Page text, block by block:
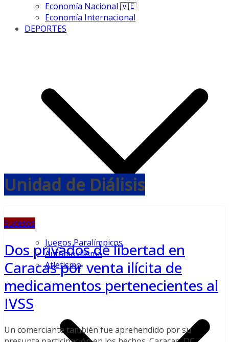
Economía Nacional 🇻🇪
Economía Internacional
DEPORTES
Juegos Paralímpicos
Automovilismo
Atletismo
Unidad de Diálisis
Sucesos
Dos privados de libertad en
Caracas por venta ilícita de
medicamentos pertenecientes al
IVSS
Un comerciante también fue aprehendido por su